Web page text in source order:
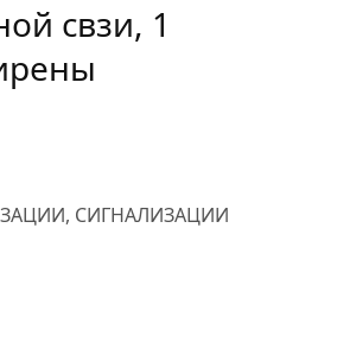
свзи, 1
, СИГНАЛИЗАЦИИ